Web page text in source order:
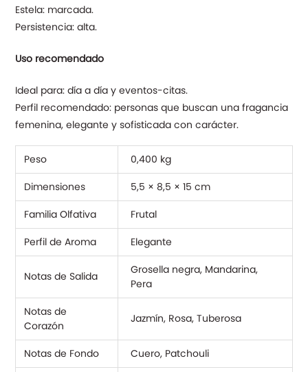
Estela: marcada.
Persistencia: alta.
Uso recomendado
Ideal para: día a día y eventos-citas.
Perfil recomendado: personas que buscan una fragancia
femenina, elegante y sofisticada con carácter.
Peso
0,400 kg
Dimensiones
5,5 × 8,5 × 15 cm
Familia Olfativa
Frutal
Perfil de Aroma
Elegante
Notas de Salida
Grosella negra, Mandarina,
Pera
Notas de
Corazón
Jazmín, Rosa, Tuberosa
Notas de Fondo Cuero, Patchouli